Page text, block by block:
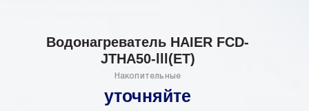
Водонагреватель HAIER FCD-
JTHA50-lll(ET)
Накопительные
уточняйте